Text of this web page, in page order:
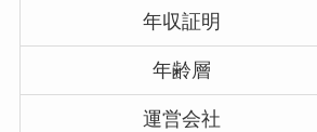
年収証明
年齢層
運営会社